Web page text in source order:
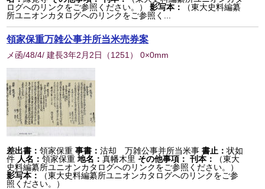
ログへのリンクをご参照ください。）
影写本：
（東大史料編纂
所ユニオンカタログへのリンクをご参照く...
領家保重万雑公事并所当米売券案
メ函/48/4/ 建長3年2月2日 （1251 ） 0×0mm
差出書：領家保重 事書：沽却 万雑公事并所当米事書止：状如
件 人名：領家保重 地名：真幡木里 その他事項： 刊本：
（東大
史料編纂所ユニオンカタログへのリンクをご参照ください。）
影写本：
（東大史料編纂所ユニオンカタログへのリンクをご参
照ください。）